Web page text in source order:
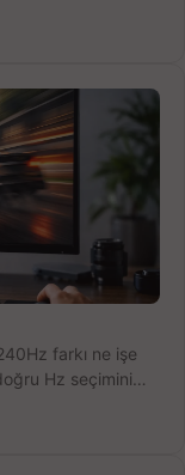
farkı ne işe
Hz seçimini